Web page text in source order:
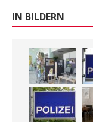
IN BILDERN